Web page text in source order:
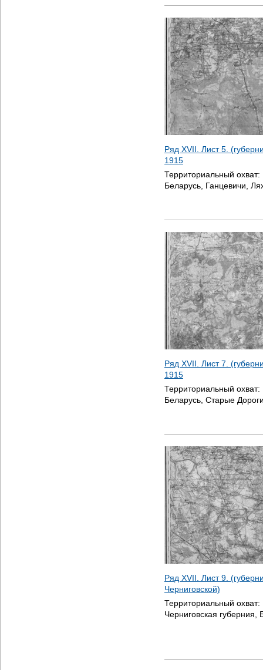
Ряд XVII. Лист 5.
1915
Территориальный охват:
Беларусь, Ганцевичи,
Ряд XVII. Лист 7.
1915
Территориальный охват:
Беларусь, Старые
Ряд XVII. Лист 9.
Черниговской)
Территориальный охват:
Черниговская